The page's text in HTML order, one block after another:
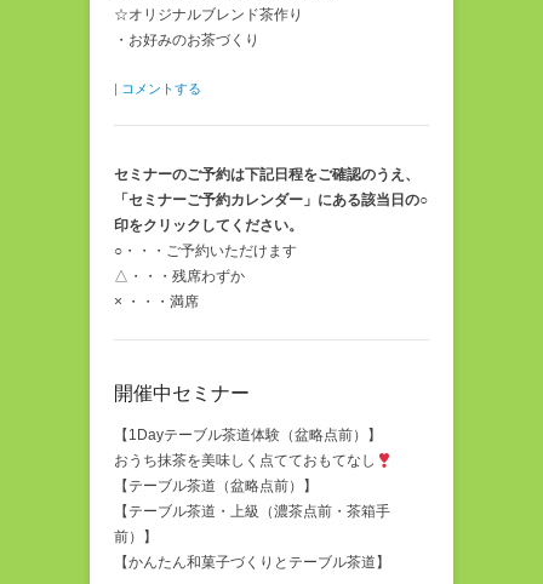
☆オリジナルブレンド茶作り
・お好みのお茶づくり
コメントする
セミナーのご予約は下記日程をご確認のうえ、
「セミナーご予約カレンダー」にある該当日の○
印をクリックしてください。
○・・・ご予約いただけます
△・・・残席わずか
× ・・・満席
開催中セミナー
【1Dayテーブル茶道体験（盆略点前）】
おうち抹茶を美味しく点てておもてなし
【テーブル茶道（盆略点前）】
【テーブル茶道・上級（濃茶点前・茶箱手
前）】
【かんたん和菓子づくりとテーブル茶道】